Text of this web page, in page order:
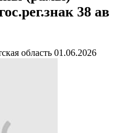
38 ав
область 01.06.2026